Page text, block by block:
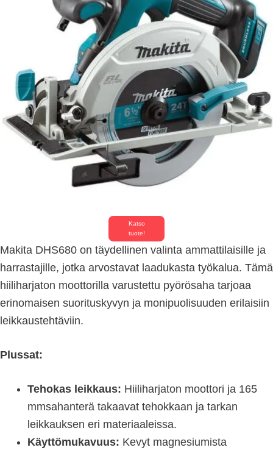
Katso
tuote!
Makita DHS680 on täydellinen valinta ammattilaisille ja
harrastajille, jotka arvostavat laadukasta työkalua. Tämä
hiiliharjaton moottorilla varustettu pyörösaha tarjoaa
erinomaisen suorituskyvyn ja monipuolisuuden erilaisiin
leikkaustehtäviin.
Plussat:
Tehokas leikkaus: Hiiliharjaton moottori ja 165
mmsahanterä takaavat tehokkaan ja tarkan
leikkauksen eri materiaaleissa.
Käyttömukavuus: Kevyt magnesiumista